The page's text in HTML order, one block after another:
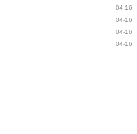
04-16
04-16
04-16
04-16